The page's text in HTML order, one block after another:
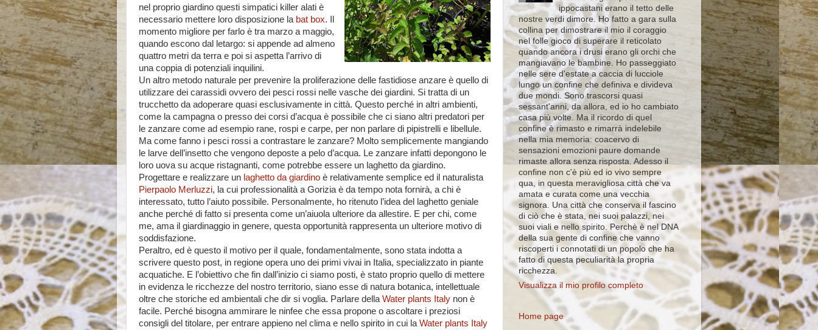
nel proprio giardino questi simpatici killer alati è
necessario mettere loro disposizione la bat box. Il
momento migliore per farlo è tra marzo a maggio,
quando escono dal letargo: si appende ad almeno
quattro metri da terra e poi si aspetta l’arrivo di
una coppia di potenziali inquilini.
Un altro metodo naturale per prevenire la proliferazione delle fastidiose anzare è quello di
utilizzare dei carassidi ovvero dei pesci rossi nelle vasche dei giardini. Si tratta di un
trucchetto da adoperare quasi esclusivamente in città. Questo perché in altri ambienti,
come la campagna o presso dei corsi d’acqua è possibile che ci siano altri predatori per
le zanzare come ad esempio rane, rospi e carpe, per non parlare di pipistrelli e libellule.
Ma come fanno i pesci rossi a contrastare le zanzare? Molto semplicemente mangiando
le larve dell’insetto che vengono deposte a pelo d’acqua. Le zanzare infatti depongono le
loro uova su acque ristagnanti, come potrebbe essere un laghetto da giardino.
Progettare e realizzare un laghetto da giardino è relativamente semplice ed il naturalista
Pierpaolo Merluzzi, la cui professionalità a Gorizia è da tempo nota fornirà, a chi è
interessato, tutto l’aiuto possibile. Personalmente, ho ritenuto l’idea del laghetto geniale
anche perché di fatto si presenta come un’aiuola ulteriore da allestire. E per chi, come
me, ama il giardinaggio in genere, questa opportunità rappresenta un ulteriore motivo di
soddisfazione.
Peraltro, ed è questo il motivo per il quale, fondamentalmente, sono stata indotta a
scrivere questo post, in regione opera uno dei primi vivai in Italia, specializzato in piante
acquatiche. E l’obiettivo che fin dall’inizio ci siamo posti, è stato proprio quello di mettere
in evidenza le ricchezze del nostro territorio, siano esse di natura botanica, intellettuale
oltre che storiche ed ambientali che dir si voglia. Parlare della Water plants Italy non è
facile. Perché bisogna ammirare le ninfee che essa propone o ascoltare i preziosi
consigli del titolare, per entrare appieno nel clima e nello spirito in cui la Water plants Italy
ippocastani erano il tetto delle
nostre verdi dimore. Ho fatto a gara sulla
collina per dimostrare il mio il coraggio
nel folle gioco di superare il reticolato
quando ancora i drusi erano gli orchi che
mangiavano le bambine. Ho passeggiato
nelle sere d'estate a caccia di lucciole
lungo un confine che definiva e divideva
due mondi. Sono trascorsi quasi
sessant'anni, da allora, ed io ho cambiato
casa più volte. Ma il ricordo di quel
confine è rimasto e rimarrà indelebile
nella mia memoria: coacervo di
sensazioni emozioni paure domande
rimaste allora senza risposta. Adesso il
confine non c'è più ed io vivo sempre
qua, in questa meravigliosa città che va
amata e curata come una vecchia
signora. Una città che conserva il fascino
di ciò che è stata, nei suoi palazzi, nei
suoi viali e nello spirito. Perchè è nel DNA
della sua gente di confine che vanno
riscoperti i connotati di un popolo che ha
fatto di questa peculiarità la propria
ricchezza.
Visualizza il mio profilo completo
Home page